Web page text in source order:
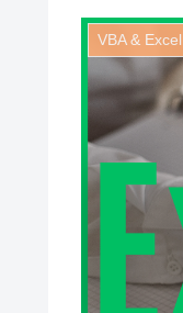
VBA & Excel